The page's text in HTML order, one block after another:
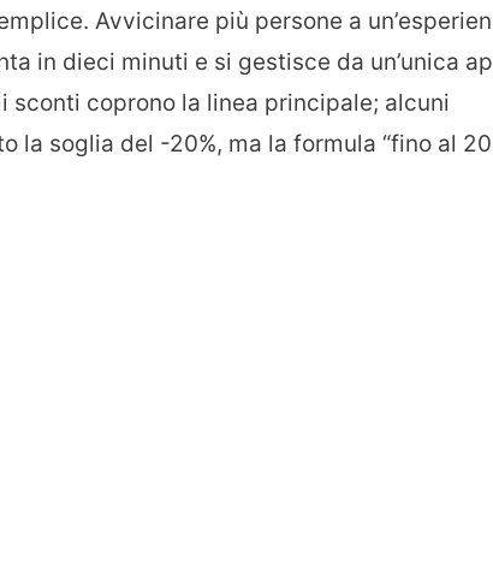
Avvicinare più persone a
in dieci minuti e si gestisce da un’unica
sconti coprono la linea principale; alcuni
la soglia del -20%, ma la formula “fino al